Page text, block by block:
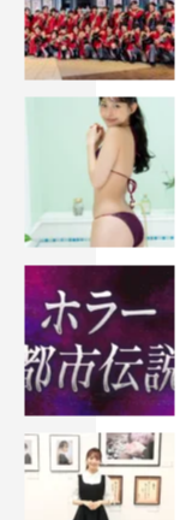
オードリー
ティモンディ
松本明子